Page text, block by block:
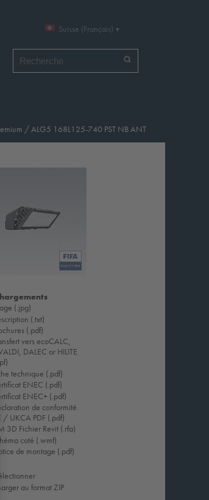
Suisse (Français)
/ALG5 168L125-740 PST NB ANT
(.jpg)
(.txt)
(.pdf)
vers ecoCALC,
DALEC or HILITE
technique (.pdf)
ENEC (.pdf)
ENEC+ (.pdf)
de conformité
/ UKCA PDF (.pdf)
3D Fichier Revit (.rfa)
coté (.wmf)
de montage (.pdf)
au format ZIP